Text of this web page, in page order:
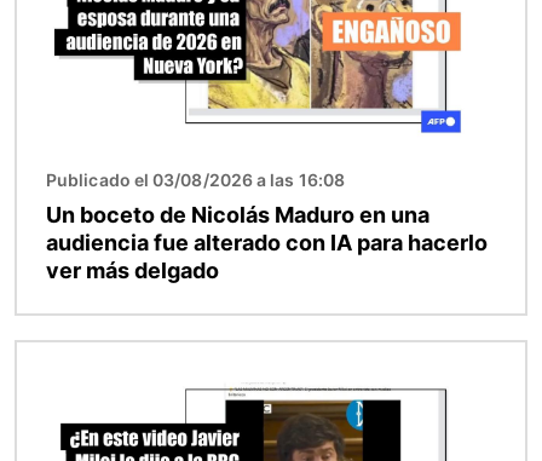
Publicado el 03/08/2026 a las 16:08
Un boceto de Nicolás Maduro en una
audiencia fue alterado con IA para hacerlo
ver más delgado